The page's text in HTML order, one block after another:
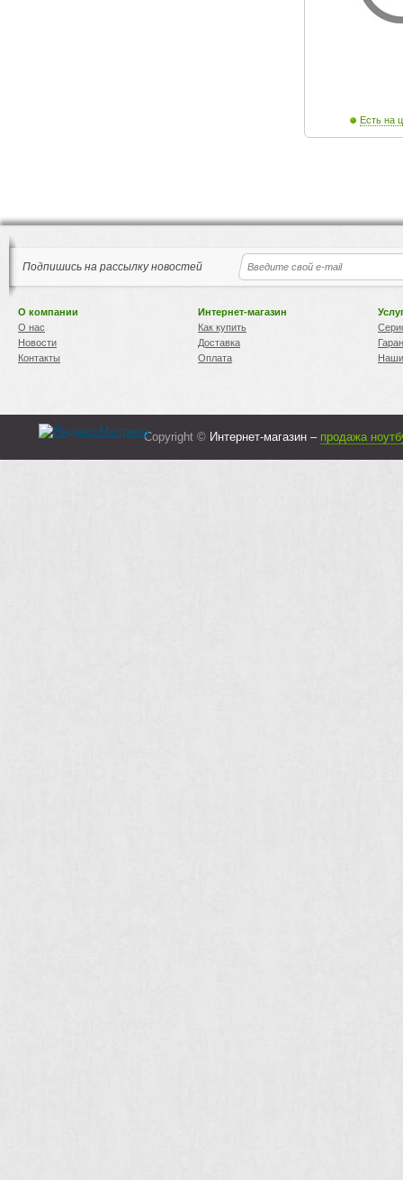
Есть на
Подпишись на рассылку новостей
О компании
О нас
Новости
Контакты
Интернет-магазин
Как купить
Доставка
Оплата
Copyright © Интернет-магазин – продажа